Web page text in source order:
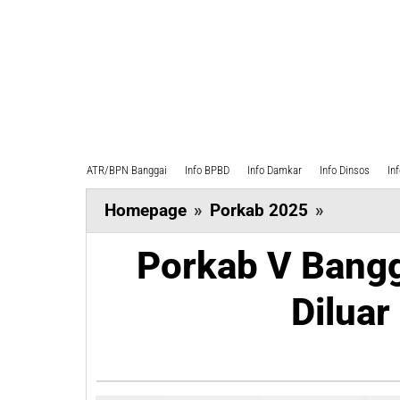
ATR/BPN Banggai Info BPBD Info Damkar Info Dinsos
Homepage » Porkab 2025 »
V
Banggai
Butuh
Rp
Diluar
Porkab V
Diluar